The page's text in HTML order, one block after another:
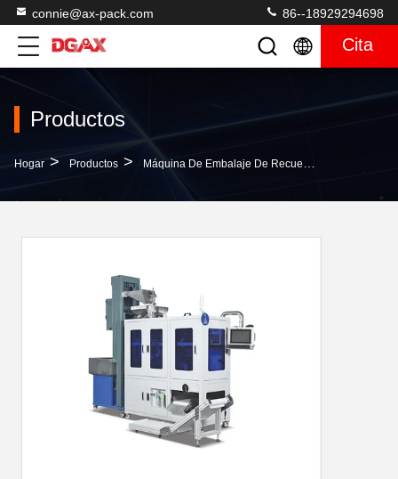
connie@ax-pack.com 86--18929294698
Cita
Productos
Hogar > Productos > Máquina De Embalaje De Recuento Visual